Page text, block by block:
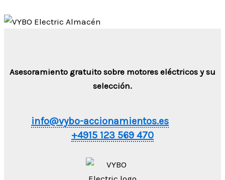
Asesoramiento gratuito sobre motores eléctricos y su
selección.
info@vybo-accionamientos.es
+4915 123 569 470